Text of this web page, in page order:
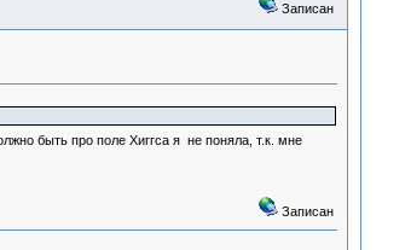
Записан
быть про поле Хиггса я не поняла, т.к. мне
Записан